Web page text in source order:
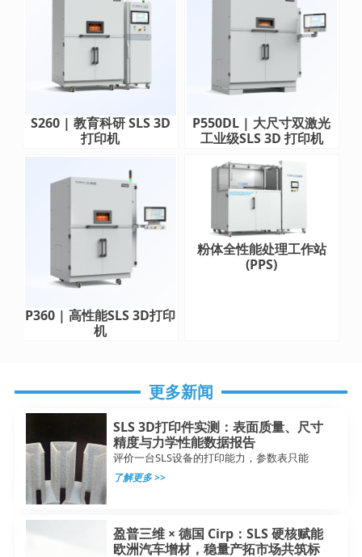
S260 | 教育科研 SLS 3D
打印机
P550DL | 大尺寸双激光
工业级SLS 3D 打印机
P360 | 高性能SLS 3D打印
机
粉体全性能处理工作站
(PPS)
更多新闻
SLS 3D打印件实测：表面质量、尺寸
精度与力学性能数据报告
评价一台SLS设备的打印能力，参数表只能
了解更多 >>
盈普三维 × 德国 Cirp：SLS 硬核赋能
欧洲汽车增材，稳量产拓市场共筑标